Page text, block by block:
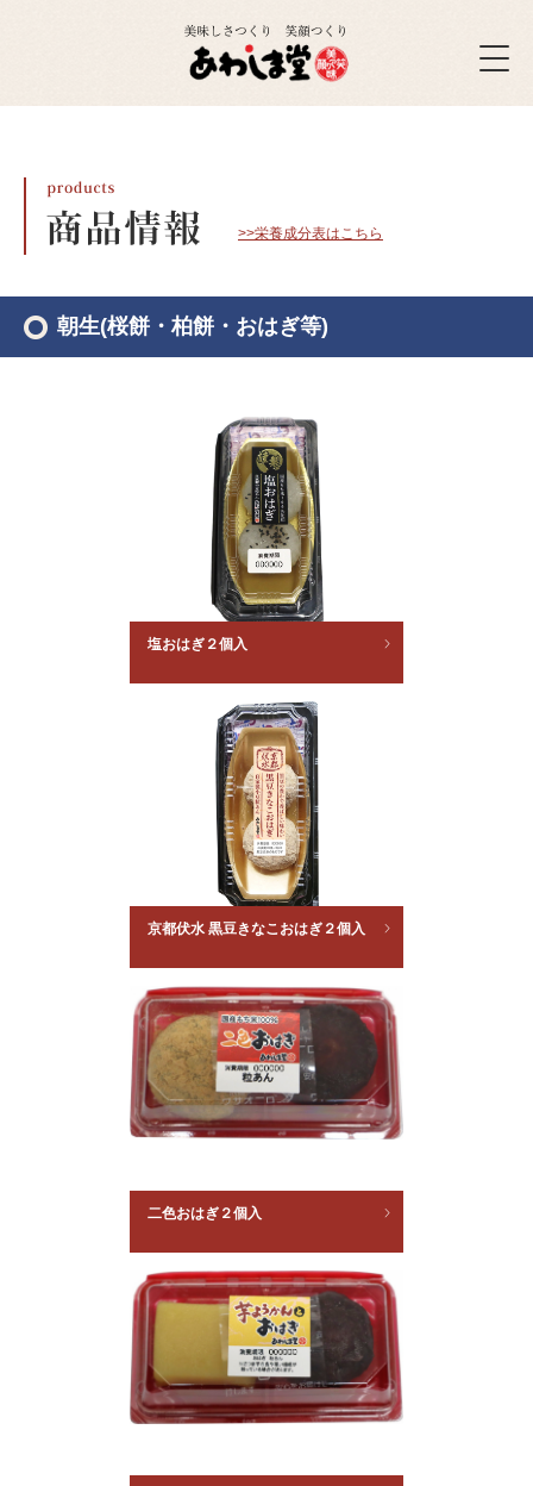
>>栄養成分表はこちら
朝生(桜餅・柏餅・おはぎ等)
塩おはぎ２個入
京都伏水 黒豆きなこおはぎ２個入
二色おはぎ２個入